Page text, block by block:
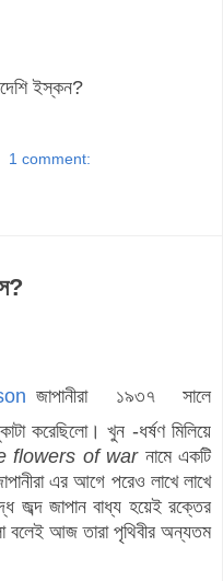
ইস্কন?
1 comment:
জাপানীরা ১৯৩৭ সালে
করেছিলো। খুন -ধর্ষণ মিলিয়ে
flowers of war নামে একটি
এর আগে পরেও লাখে লাখে
জব্দ জাপান বাধ্য হয়েই রক্তের
বলেই আজ তারা পৃথিবীর অন্যতম